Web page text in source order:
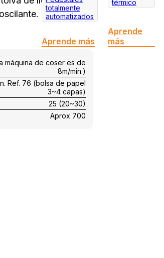
totalmente
automatizados
Aprende más
térmico
Aprende
más
Fácil manejo
máquina de coser es de
8m/min.)
Ref. 76 (bolsa de papel
3~4 capas)
25 (20~30)
Aprox 700